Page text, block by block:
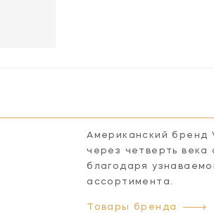
Американский бренд
через четверть
благодаря
ассортимента.
Товары бренда